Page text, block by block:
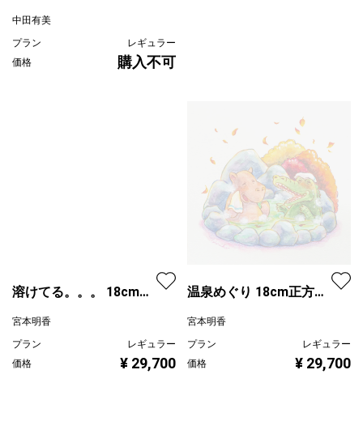
中田有美
プラン
レギュラー
価格
購入不可
溶けてる。。。 18cm正
宮本明香
プラン
レギュラー
価格
¥ 29,700
温泉めぐり 18cm正方形
宮本明香
プラン
レギュラー
価格
¥ 29,700